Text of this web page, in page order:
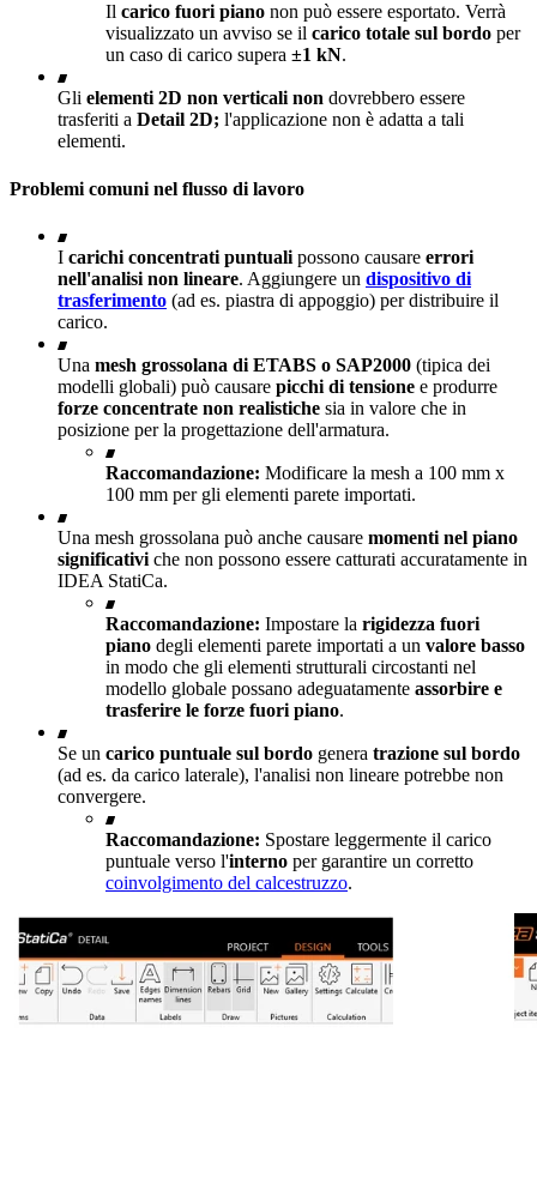
Il carico fuori piano non può essere esportato. Verrà
visualizzato un avviso se il carico totale sul bordo per
un caso di carico supera ±1 kN.
Gli elementi 2D non verticali non dovrebbero essere
trasferiti a Detail 2D; l'applicazione non è adatta a tali
elementi.
Problemi comuni nel flusso di lavoro
I carichi concentrati puntuali possono causare errori
nell'analisi non lineare. Aggiungere un dispositivo di
trasferimento (ad es. piastra di appoggio) per distribuire il
carico.
Una mesh grossolana di ETABS o SAP2000 (tipica dei
modelli globali) può causare picchi di tensione e produrre
forze concentrate non realistiche sia in valore che in
posizione per la progettazione dell'armatura.
Raccomandazione: Modificare la mesh a 100 mm x
100 mm per gli elementi parete importati.
Una mesh grossolana può anche causare momenti nel piano
significativi che non possono essere catturati accuratamente in
IDEA StatiCa.
Raccomandazione: Impostare la rigidezza fuori
piano degli elementi parete importati a un valore basso
in modo che gli elementi strutturali circostanti nel
modello globale possano adeguatamente assorbire e
trasferire le forze fuori piano.
Se un carico puntuale sul bordo genera trazione sul bordo
(ad es. da carico laterale), l'analisi non lineare potrebbe non
convergere.
Raccomandazione: Spostare leggermente il carico
puntuale verso l'interno per garantire un corretto
coinvolgimento del calcestruzzo.